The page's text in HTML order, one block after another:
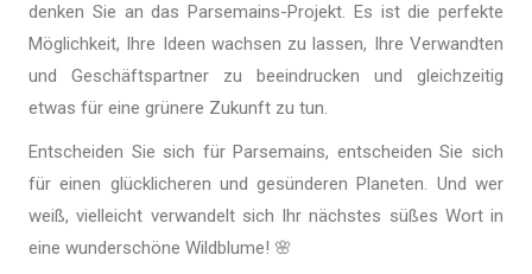
denken Sie an das Parsemains-Projekt. Es ist die perfekte
Möglichkeit, Ihre Ideen wachsen zu lassen, Ihre Verwandten
und Geschäftspartner zu beeindrucken und gleichzeitig
etwas für eine grünere Zukunft zu tun.
Entscheiden Sie sich für Parsemains, entscheiden Sie sich
für einen glücklicheren und gesünderen Planeten. Und wer
weiß, vielleicht verwandelt sich Ihr nächstes süßes Wort in
eine wunderschöne Wildblume! 🌸